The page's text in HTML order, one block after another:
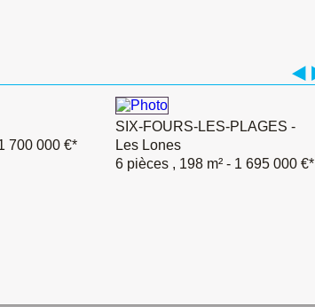
700 000 €*
SIX-FOURS-LES-PLAGES -
Les Lones
6 pièces , 198 m² - 1 695 000 €*